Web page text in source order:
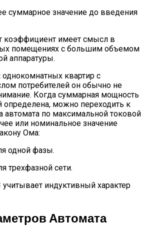
суммарное значение до введения
коэффициент имеет смысл в
помещениях с большим объемом
аппаратуры.
квартир с
потребителей он обычно не
Когда суммарная мощность
определена, можно переходить к
автомата по максимальной токовой
или номинальное значение
Ома:
одной фазы.
трехфазной сети.
индуктивный характер
Автомата